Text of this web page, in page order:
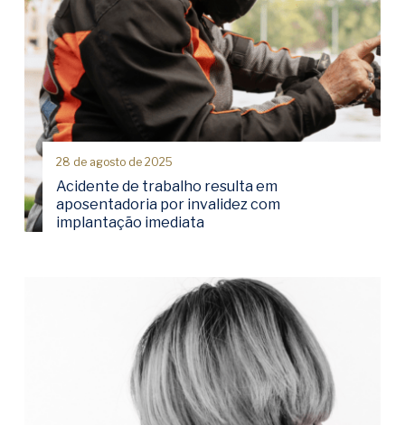
28 de agosto de 2025
Acidente de trabalho resulta em
aposentadoria por invalidez com
implantação imediata